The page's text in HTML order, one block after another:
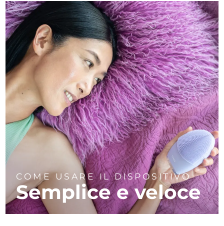
COME USARE IL DISPOSITIVO
Semplice e veloce